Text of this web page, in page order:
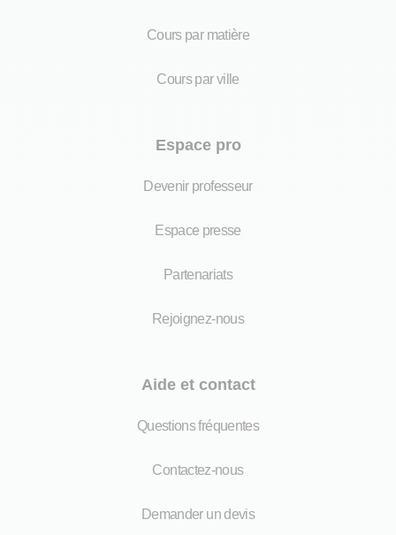
Cours par matière
Cours par ville
Espace pro
Devenir professeur
Espace presse
Partenariats
Rejoignez-nous
Aide et contact
Questions fréquentes
Contactez-nous
Demander un devis